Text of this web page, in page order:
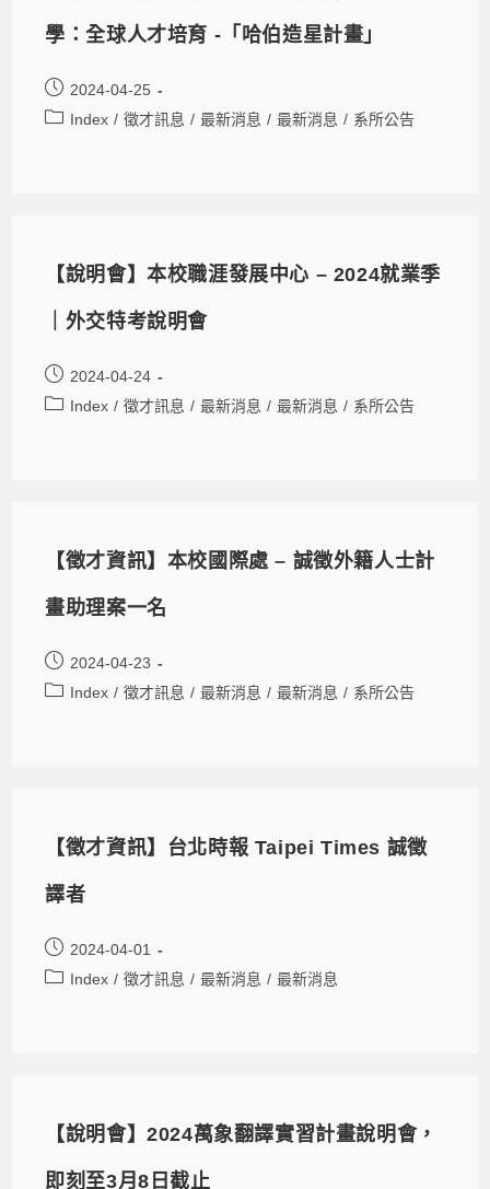
學：全球人才培育 -「哈伯造星計畫」
2024-04-25
Index / 徵才訊息 / 最新消息 / 最新消息 / 系所公告
【說明會】本校職涯發展中心 – 2024就業季
｜外交特考說明會
2024-04-24
Index / 徵才訊息 / 最新消息 / 最新消息 / 系所公告
【徵才資訊】本校國際處 – 誠徵外籍人士計
畫助理案一名
2024-04-23
Index / 徵才訊息 / 最新消息 / 最新消息 / 系所公告
【徵才資訊】台北時報 Taipei Times 誠徵
譯者
2024-04-01
Index / 徵才訊息 / 最新消息 / 最新消息
【說明會】2024萬象翻譯實習計畫說明會，
即刻至3月8日截止